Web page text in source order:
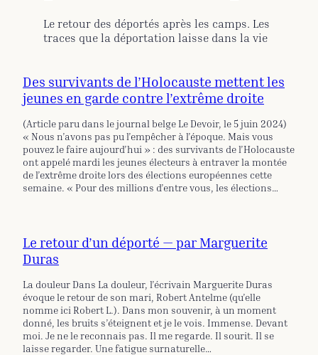
Le retour des déportés après les camps. Les
traces que la déportation laisse dans la vie
Des survivants de l’Holocauste mettent les
jeunes en garde contre l’extrême droite
(Article paru dans le journal belge Le Devoir, le 5 juin 2024)
« Nous n’avons pas pu l’empêcher à l’époque. Mais vous
pouvez le faire aujourd’hui » : des survivants de l’Holocauste
ont appelé mardi les jeunes électeurs à entraver la montée
de l’extrême droite lors des élections européennes cette
semaine. « Pour des millions d’entre vous, les élections…
Le retour d’un déporté — par Marguerite
Duras
La douleur Dans La douleur, l’écrivain Marguerite Duras
évoque le retour de son mari, Robert Antelme (qu’elle
nomme ici Robert L.). Dans mon souvenir, à un moment
donné, les bruits s’éteignent et je le vois. Immense. Devant
moi. Je ne le reconnais pas. Il me regarde. Il sourit. Il se
laisse regarder. Une fatigue surnaturelle…